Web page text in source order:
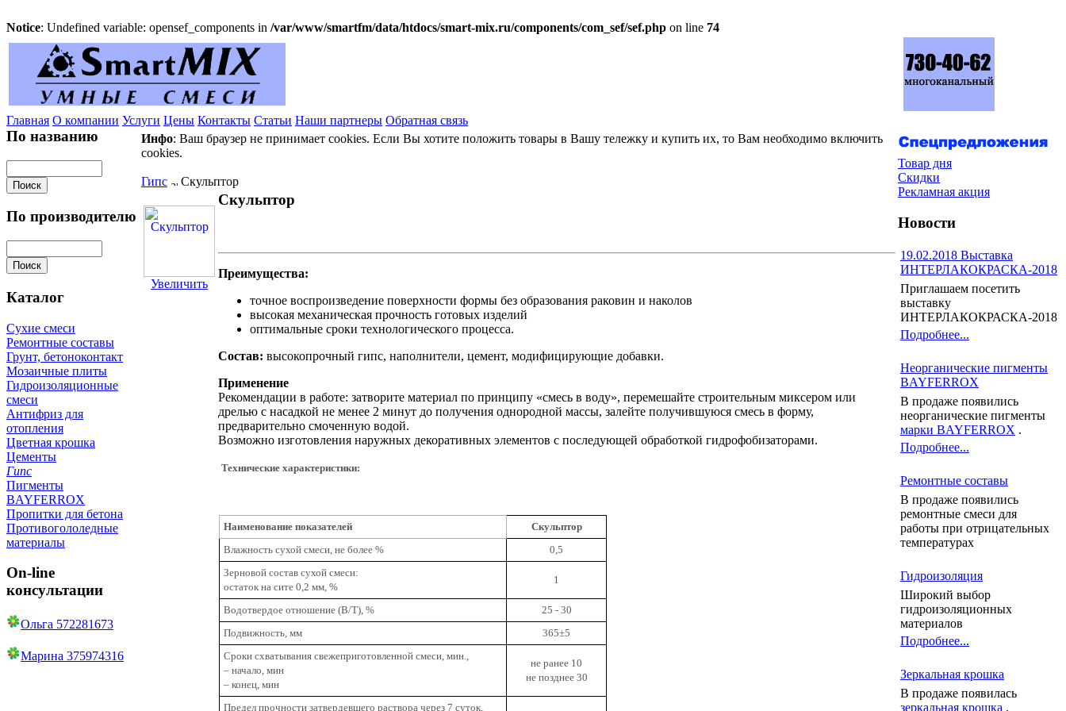
Notice: Undefined variable: opensef_components in /var/www/smartfm/data/htdocs/smart-mix.ru/components/com_sef/sef.php on line 74
Главная О компании Услуги Цены Контакты Статьи Наши партнеры Обратная связь
По названию
По производителю
Каталог
Сухие смеси
Ремонтные составы
Грунт, бетоноконтакт
Мозаичные плиты
Гидроизоляционные
смеси
Антифриз для
отопления
Цветная крошка
Цементы
Гипс
Пигменты
BAYFERROX
Пропитки для бетона
Противогололедные
материалы
On-line
консультации
Ольга 572281673
Марина 375974316
Инфо: Ваш браузер не принимает cookies. Если Вы хотите положить товары в Вашу тележку и купить их, то Вам необходимо включить
cookies.
Гипс Скульптор
Увеличить
Скульптор
Преимущества:
точное воспроизведение поверхности формы без образования раковин и наколов
высокая механическая прочность готовых изделий
оптимальные сроки технологического процесса.
Состав: высокопрочный гипс, наполнители, цемент, модифицирующие добавки.
Применение
Рекомендации в работе: затворите материал по принципу «смесь в воду», перемешайте строительным миксером или
дрелью с насадкой не менее 2 минут до получения однородной массы, залейте получившуюся смесь в форму,
предварительно смоченную водой.
Возможно изготовления наружных декоративных элементов с последующей обработкой гидрофобизаторами.
Технические характеристики:
Наименование показателей
Скульптор
Влажность сухой смеси, не более %
0,5
Зерновой состав сухой смеси:
остаток на сите 0,2 мм, %
1
Водотвердое отношение (В/Т), %
25 - 30
Подвижность, мм
365±5
Сроки схватывания свежеприготовленной смеси, мин.,
– начало, мин
– конец, мин
не ранее 10
не позднее 30
Предел прочности затвердевшего раствора через 7 суток,
Товар дня
Скидки
Рекламная акция
Новости
19.02.2018 Выставка
ИНТЕРЛАКОКРАСКА-2018
Приглашаем посетить
выставку
ИНТЕРЛАКОКРАСКА-2018
Подробнее...
Неорганические пигменты
BAYFERROX
В продаже появились
неорганические пигменты
марки BAYFERROX .
Подробнее...
Ремонтные составы
В продаже появились
ремонтные смеси для
работы при отрицательных
температурах
Гидроизоляция
Широкий выбор
гидроизоляционных
материалов
Подробнее...
Зеркальная крошка
В продаже появилась
зеркальная крошка .